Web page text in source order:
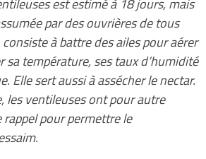
est estimé à 18 jours, mais
par des ouvrières de tous
à battre des ailes pour aérer
sa température, ses taux d’humidité
Elle sert aussi à assécher le nectar.
les ventileuses ont pour autre
pour permettre le